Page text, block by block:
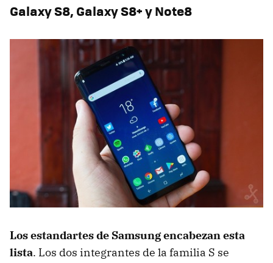
Galaxy S8, Galaxy S8+ y Note8
Los estandartes de Samsung encabezan esta
lista. Los dos integrantes de la familia S se